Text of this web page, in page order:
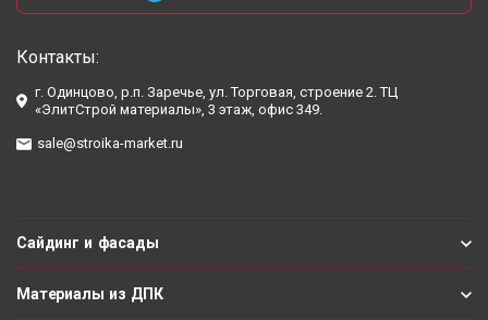
Контакты:
г. Одинцово, р.п. Заречье, ул. Торговая, строение 2. ТЦ
«ЭлитСтрой материалы», 3 этаж, офис 349.
sale@stroika-market.ru
Сайдинг и фасады
Материалы из ДПК